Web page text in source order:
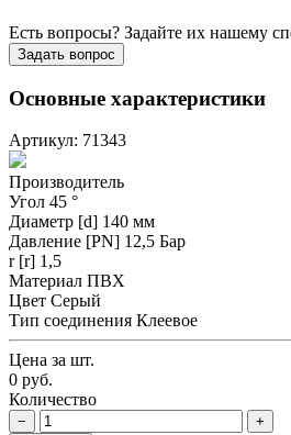
Есть вопросы? Задайте их нашему
Задать вопрос
Основные характеристики
Артикул: 71343
Производитель
Угол 45 °
Диаметр [d] 140 мм
Давление [PN] 12,5 Бар
r [r] 1,5
Материал ПВХ
Цвет Серый
Тип соединения Клеевое
Цена за шт.
0 руб.
Количество
−
+